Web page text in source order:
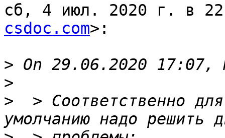
сб, 4 июл. 2020 г. в
csdoc.com>:
>
>
>
> Соответственно